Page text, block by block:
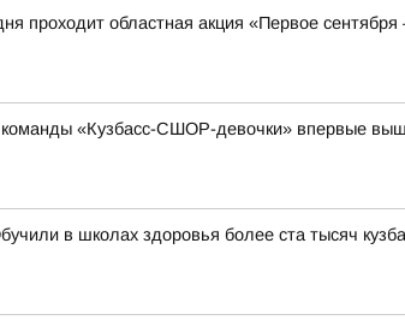
проходит областная акция «Первое
команды «Кузбасс-СШОР-девочки» впервые
в школах здоровья более ста тысяч